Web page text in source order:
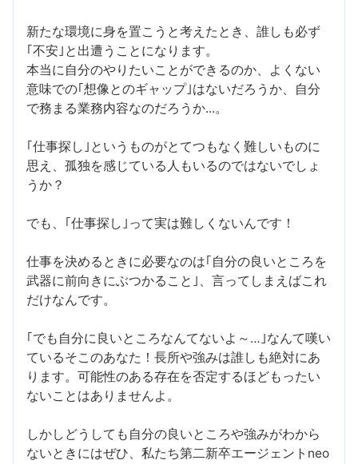
新たな環境に身を置こうと考えたとき、誰しも必ず
｢不安｣と出遭うことになります。
本当に自分のやりたいことができるのか、よくない
意味での｢想像とのギャップ｣はないだろうか、自分
で務まる業務内容なのだろうか...。
｢仕事探し｣というものがとてつもなく難しいものに
思え、孤独を感じている人もいるのではないでしょ
うか？
でも、｢仕事探し｣って実は難しくないんです！
仕事を決めるときに必要なのは｢自分の良いところを
武器に前向きにぶつかること｣、言ってしまえばこれ
だけなんです。
｢でも自分に良いところなんてないよ～…｣なんて嘆い
ているそこのあなた！長所や強みは誰しも絶対にあ
ります。可能性のある存在を否定するほどもったい
ないことはありませんよ。
しかしどうしても自分の良いところや強みがわから
ないときにはぜひ、私たち第二新卒エージェントneo